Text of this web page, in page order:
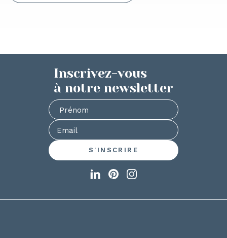
Inscrivez-vous
à notre newsletter